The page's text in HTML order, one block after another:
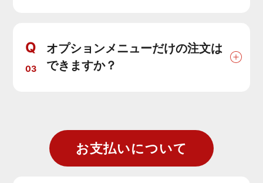
Q
03
オプションメニューだけの注文は
できますか？
お支払いについて